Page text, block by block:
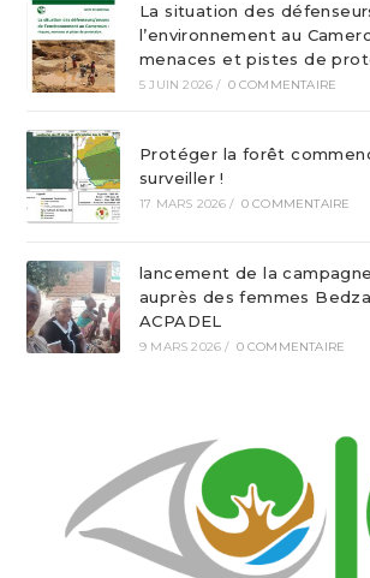
La situation des
l’environnement au
menaces et pistes de
5 JUIN 2026 / 0 COMMENTAIRE
Protéger la forêt
surveiller !
17 MARS 2026 / 0 COMMENTAIRE
lancement de la
auprès des femmes
ACPADEL
9 MARS 2026 / 0 COMMENTAIRE